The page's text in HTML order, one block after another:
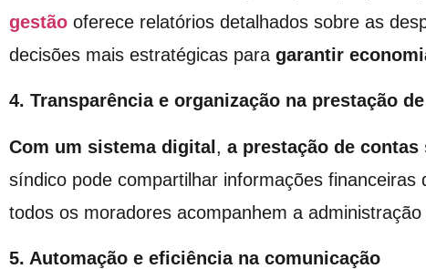
gestão oferece relatórios detalhados sobre as
decisões mais estratégicas para garantir
4. Transparência e organização na prestação
Com um sistema digital, a prestação de
síndico pode compartilhar informações
todos os moradores acompanhem a
5. Automação e eficiência na comunicação